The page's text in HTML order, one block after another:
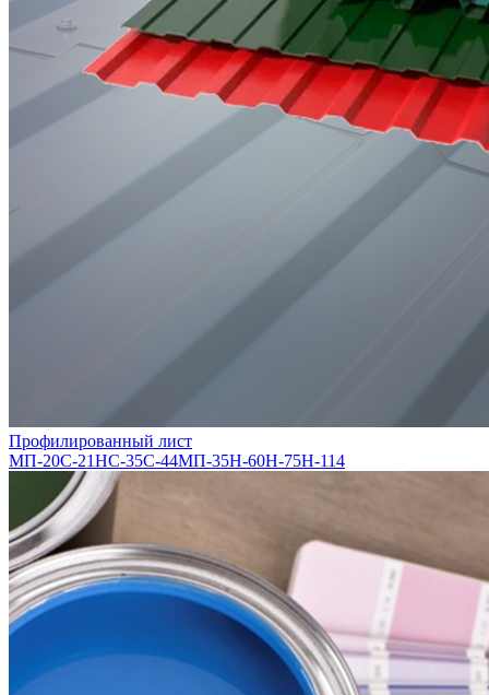
Профилированный лист
МП-20С-21НС-35С-44МП-35Н-60Н-75Н-114